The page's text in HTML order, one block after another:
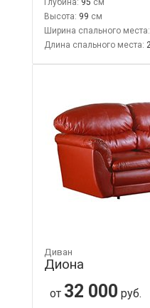
Высота: 99
Ширина спального места:
Длина спального места:
Диван
Диона
от 32 000 руб.